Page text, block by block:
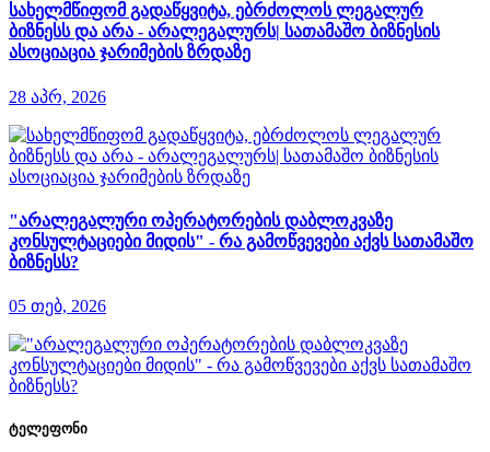
სახელმწიფომ გადაწყვიტა, ებრძოლოს ლეგალურ
ბიზნესს და არა - არალეგალურს| სათამაშო ბიზნესის
ასოციაცია ჯარიმების ზრდაზე
28 აპრ, 2026
"არალეგალური ოპერატორების დაბლოკვაზე
კონსულტაციები მიდის" - რა გამოწვევები აქვს სათამაშო
ბიზნესს?
05 თებ, 2026
ტელეფონი